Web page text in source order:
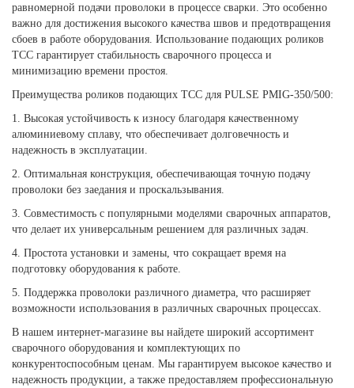
равномерной подачи проволоки в процессе сварки. Это особенно
важно для достижения высокого качества швов и предотвращения
сбоев в работе оборудования. Использование подающих роликов
TCC гарантирует стабильность сварочного процесса и
минимизацию времени простоя.
Преимущества роликов подающих TCC для PULSE PMIG-350/500:
1. Высокая устойчивость к износу благодаря качественному
алюминиевому сплаву, что обеспечивает долговечность и
надежность в эксплуатации.
2. Оптимальная конструкция, обеспечивающая точную подачу
проволоки без заедания и проскальзывания.
3. Совместимость с популярными моделями сварочных аппаратов,
что делает их универсальным решением для различных задач.
4. Простота установки и замены, что сокращает время на
подготовку оборудования к работе.
5. Поддержка проволоки различного диаметра, что расширяет
возможности использования в различных сварочных процессах.
В нашем интернет-магазине вы найдете широкий ассортимент
сварочного оборудования и комплектующих по
конкурентоспособным ценам. Мы гарантируем высокое качество и
надежность продукции, а также предоставляем профессиональную